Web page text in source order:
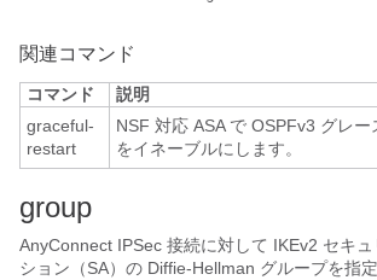
関連コマンド
コマンド
説明
graceful-
restart
NSF 対応 ASA で OSPFv3 グレー
をイネーブルにします。
group
AnyConnect IPSec 接続に対して IKEv2 セキ
ション（SA）の Diffie-Hellman グループを指